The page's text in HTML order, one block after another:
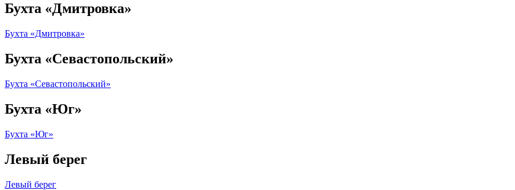
Бухта «Дмитровка»
Бухта «Дмитровка»
Бухта «Севастопольский»
Бухта «Севастопольский»
Бухта «Юг»
Бухта «Юг»
Левый берег
Левый берег